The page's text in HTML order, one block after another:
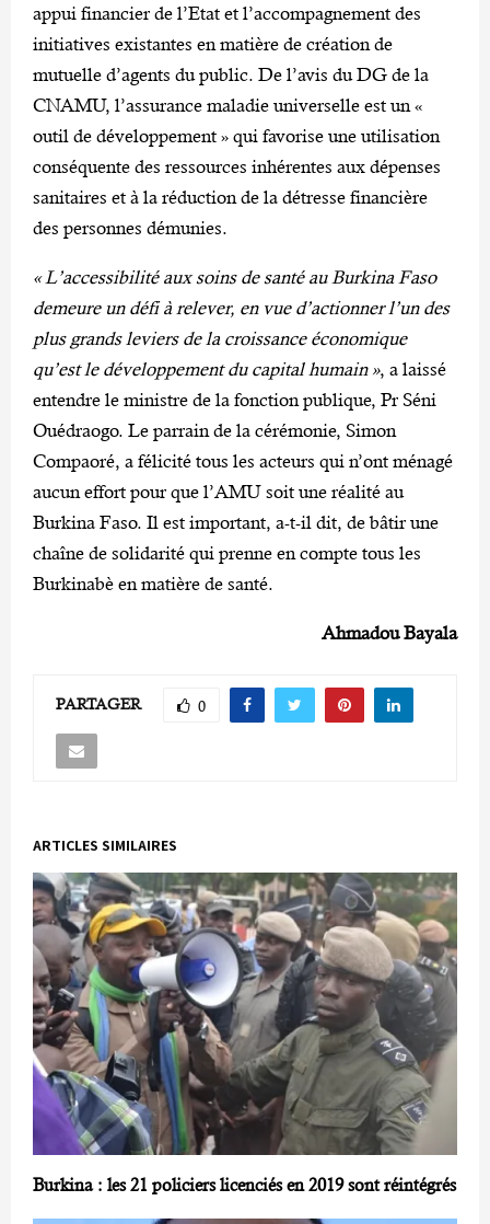
appui financier de l’Etat et l’accompagnement des
initiatives existantes en matière de création de
mutuelle d’agents du public. De l’avis du DG de la
CNAMU, l’assurance maladie universelle est un «
outil de développement » qui favorise une utilisation
conséquente des ressources inhérentes aux dépenses
sanitaires et à la réduction de la détresse financière
des personnes démunies.
« L’accessibilité aux soins de santé au Burkina Faso
demeure un défi à relever, en vue d’actionner l’un des
plus grands leviers de la croissance économique
qu’est le développement du capital humain », a laissé
entendre le ministre de la fonction publique, Pr Séni
Ouédraogo. Le parrain de la cérémonie, Simon
Compaoré, a félicité tous les acteurs qui n’ont ménagé
aucun effort pour que l’AMU soit une réalité au
Burkina Faso. Il est important, a-t-il dit, de bâtir une
chaîne de solidarité qui prenne en compte tous les
Burkinabè en matière de santé.
Ahmadou Bayala
PARTAGER 0
ARTICLES SIMILAIRES
Burkina : les 21 policiers licenciés en 2019 sont réintégrés